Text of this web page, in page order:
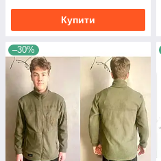
Купити
–30%